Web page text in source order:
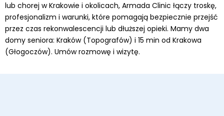
lub chorej w Krakowie i okolicach, Armada Clinic łączy troskę,
profesjonalizm i warunki, które pomagają bezpiecznie przejść
przez czas rekonwalescencji lub dłuższej opieki. Mamy dwa
domy seniora: Kraków (Topografów) i 15 min od Krakowa
(Głogoczów). Umów rozmowę i wizytę.